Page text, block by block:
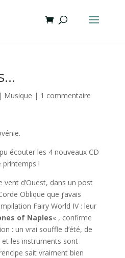
| Musique | 1 commentaire
écouter les 4 nouveaux CD
printemps !
vent d’Ouest, dans un post
Oblique que j’avais
Fairy World IV : leur
of Naples« , confirme
: un vrai souffle d’été, de
et les instruments sont
sait vraiment bien